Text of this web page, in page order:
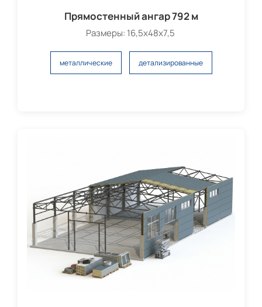
Прямостенный ангар 792 м
Размеры: 16,5х48х7,5
металлические детализированные